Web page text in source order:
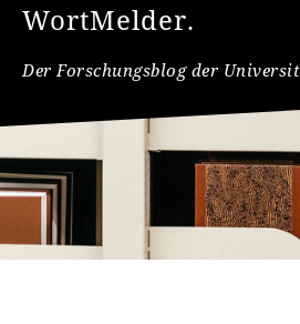
WortMelder.
Der Forschungsblog der